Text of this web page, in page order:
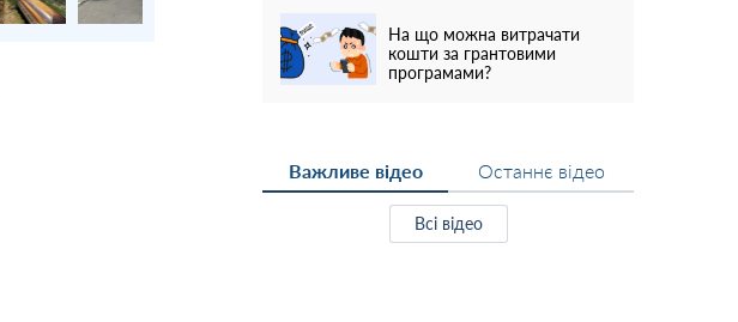
На що можна витрачати
кошти за грантовими
програмами?
Важливе відео Останнє відео
Всі відео